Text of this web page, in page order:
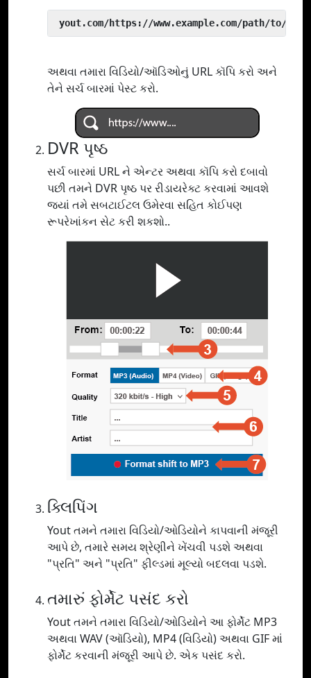
yout.com/https://www.example.com/path/to/
અથવા તમારા વિડિયો/ઑડિઓનું URL કૉપિ કરો અને
તેને સર્ચ બારમાં પેસ્ટ કરો.
DVR પૃષ્ઠ
સર્ચ બારમાં URL ને એન્ટર અથવા કૉપિ કરો દબાવો
પછી તમને DVR પૃષ્ઠ પર રીડાયરેક્ટ કરવામાં આવશે
જ્યાં તમે સબટાઈટલ ઉમેરવા સહિત કોઈપણ
રૂપરેખાંકન સેટ કરી શકશો..
ક્લિપિંગ
Yout તમને તમારા વિડિયો/ઓડિયોને કાપવાની મંજૂરી
આપે છે, તમારે સમય શ્રેણીને ખેંચવી પડશે અથવા
"પ્રતિ" અને "પ્રતિ" ફીલ્ડમાં મૂલ્યો બદલવા પડશે.
તમારું ફોર્મેટ પસંદ કરો
Yout તમને તમારા વિડિયો/ઓડિયોને આ ફોર્મેટ MP3
અથવા WAV (ઑડિયો), MP4 (વિડિયો) અથવા GIF માં
ફોર્મેટ કરવાની મંજૂરી આપે છે. એક પસંદ કરો.